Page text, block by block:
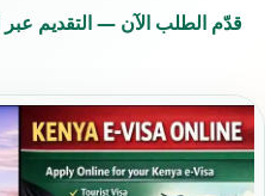
قدّم الطلب الآن — التقديم عبر